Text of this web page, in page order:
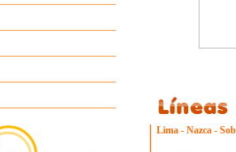
Lima - Nazca -